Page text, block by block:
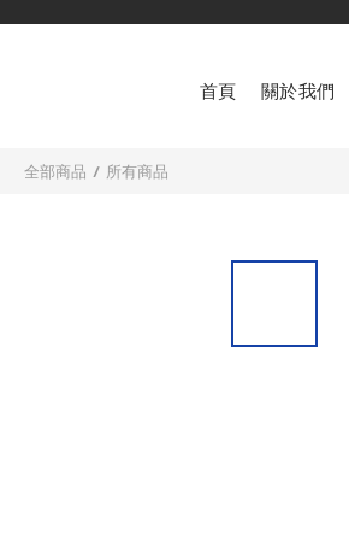
首頁 關於我們
全部商品 / 所有商品